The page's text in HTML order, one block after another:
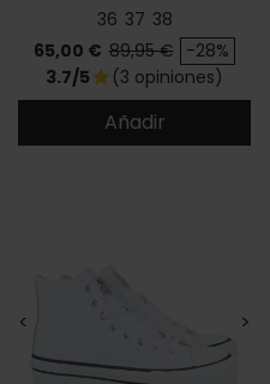
36 37 38
Precio
65,00 € Precio base
89,95 € -28%
3.7/5star (3 opiniones)
Añadir
< >